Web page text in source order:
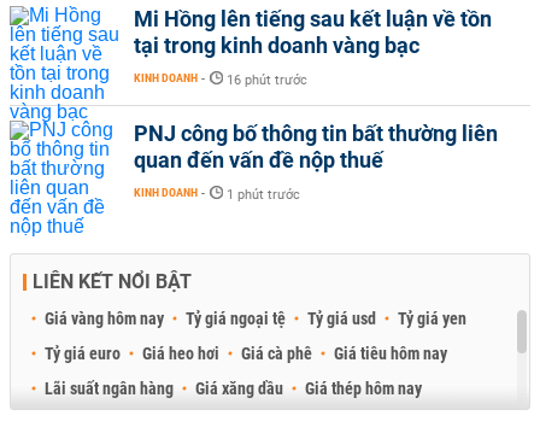
Mi Hồng lên tiếng sau kết luận về tồn
tại trong kinh doanh vàng bạc
KINH DOANH - 16 phút trước
PNJ công bố thông tin bất thường liên
quan đến vấn đề nộp thuế
KINH DOANH - 1 phút trước
LIÊN KẾT NỔI BẬT
Giá vàng hôm nay Tỷ giá ngoại tệ Tỷ giá usd
Tỷ giá yen
Tỷ giá euro
Giá heo hơi Giá cà phê
Giá tiêu hôm nay
Lãi suất ngân hàng
Giá xăng dầu
Giá thép hôm nay